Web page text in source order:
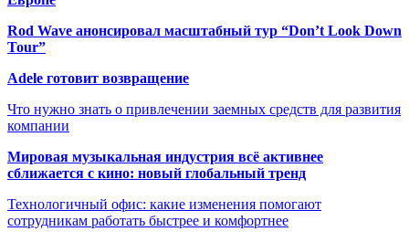
Rod Wave анонсировал масштабный тур “Don’t Look Down
Tour”
Adele готовит возвращение
Что нужно знать о привлечении заемных средств для развития
компании
Мировая музыкальная индустрия всё активнее
сближается с кино: новый глобальный тренд
Технологичный офис: какие изменения помогают
сотрудникам работать быстрее и комфортнее